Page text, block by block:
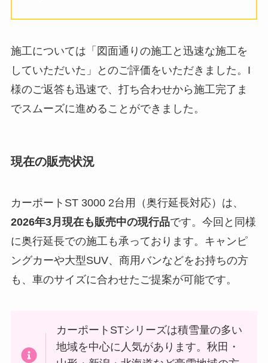
施工については「図面通りの施工と迅速な施工を
していただいた」とのご評価をいただきました。I
様のご返答も迅速で、打ち合わせから施工完了ま
でスムーズに進めることができました。
現在の販売状況
カーポートST 3000 2台用（奥行延長対応）は、
2026年3月現在も販売中の現行品です。今回と同様
に奥行延長での施工も承っております。キャンピ
ングカーや大型SUV、商用バンなどをお持ちの方
も、車のサイズに合わせたご提案が可能です。
カーポートSTシリーズは積雪量の多い
地域を中心に人気があります。秋田・